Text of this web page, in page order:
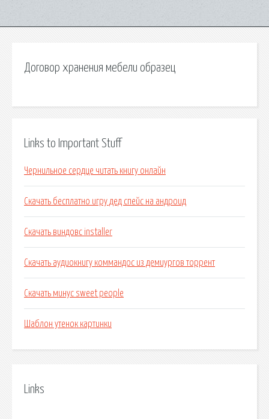
Договор хранения мебели образец
Links to Important Stuff
Чернильное сердце читать книгу онлайн
Скачать бесплатно игру дед спейс на андроид
Скачать виндовс installer
Скачать аудиокнигу коммандос из демиургов торрент
Скачать минус sweet people
Шаблон утенок картинки
Links